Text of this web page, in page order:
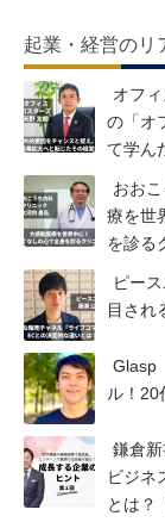
起業・経営のリ
オフ
の「オ
て学ん
おお
療を世
を診る
ピースユー 藤瀬 公耀｜新たな
目され
Glasp
ル！20
鎌倉
ビジネ
とは？